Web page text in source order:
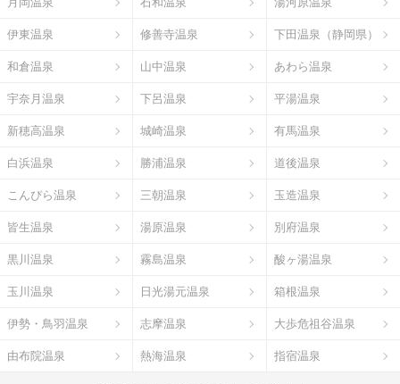
伊東温泉 修善寺温泉 下田温泉（静岡県）
和倉温泉 山中温泉 あわら温泉
宇奈月温泉 下呂温泉 平湯温泉
新穂高温泉 城崎温泉 有馬温泉
白浜温泉 勝浦温泉 道後温泉
こんぴら温泉 三朝温泉 玉造温泉
皆生温泉 湯原温泉 別府温泉
黒川温泉 霧島温泉 酸ヶ湯温泉
玉川温泉 日光湯元温泉 箱根温泉
伊勢・鳥羽温泉 志摩温泉 大歩危祖谷温泉
由布院温泉 熱海温泉 指宿温泉